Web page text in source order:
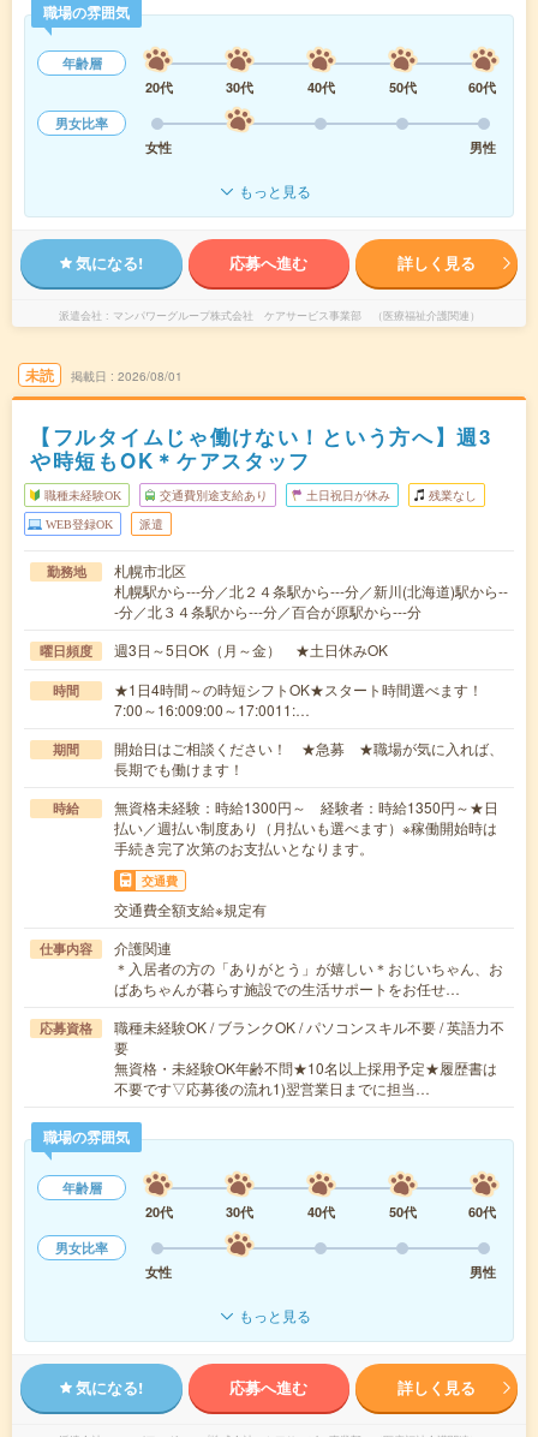
職場の雰囲気
年齢層
20代
30代 40代 50代
60代
男女比率
女性
男性
もっと見る
気になる! 応募へ進む 詳しく見る
派遣会社 マンパワーグループ株式会社 ケアサービス事業部 （医療福祉介護関連）
未読 掲載日 2026/08/01
【フルタイムじゃ働けない！という方へ】週3
や時短もOK＊ケアスタッフ
職種未経験OK 交通費別途支給あり 土日祝日が休み 残業なし
WEB登録OK 派遣
勤務地
札幌市北区
札幌駅から---分／北２４条駅から---分／新川(北海道)駅から--
-分／北３４条駅から---分／百合が原駅から---分
曜日頻度 週3日～5日OK（月～金） ★土日休みOK
時間
★1日4時間～の時短シフトOK★スタート時間選べます！
7:00～16:009:00～17:0011:…
期間
開始日はご相談ください！ ★急募 ★職場が気に入れば、
長期でも働けます！
時給
無資格未経験：時給1300円～ 経験者：時給1350円～★日
払い／週払い制度あり（月払いも選べます）※稼働開始時は
手続き完了次第のお支払いとなります。
交通費
交通費全額支給※規定有
仕事内容
介護関連
＊入居者の方の「ありがとう」が嬉しい＊おじいちゃん、お
ばあちゃんが暮らす施設での生活サポートをお任せ…
応募資格
職種未経験OK / ブランクOK / パソコンスキル不要 / 英語力不
要
無資格・未経験OK年齢不問★10名以上採用予定★履歴書は
不要です▽応募後の流れ1)翌営業日までに担当…
職場の雰囲気
年齢層
20代
30代 40代 50代
60代
男女比率
女性
男性
もっと見る
気になる! 応募へ進む 詳しく見る